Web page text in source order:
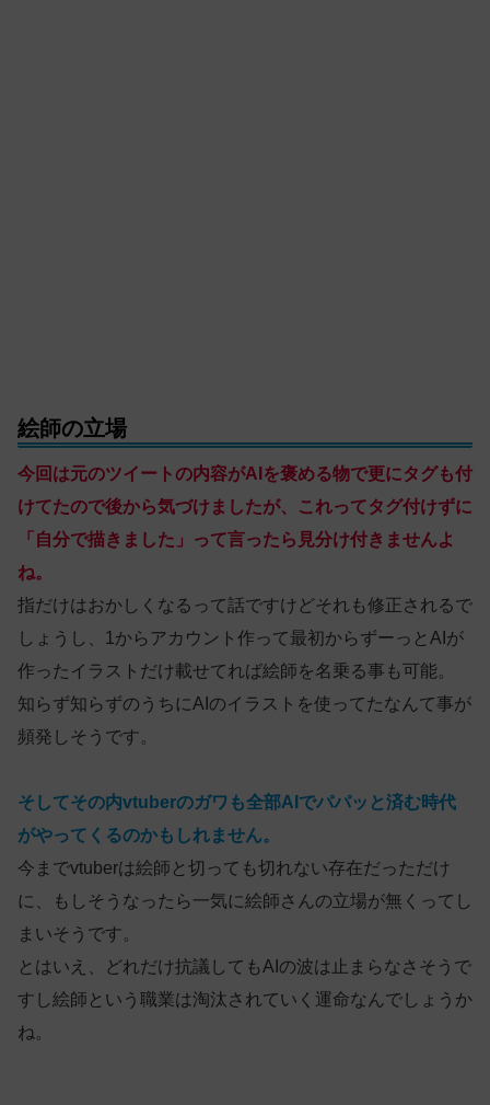
絵師の立場
今回は元のツイートの内容がAIを褒める物で更にタグも付
けてたので後から気づけましたが、これってタグ付けずに
「自分で描きました」って言ったら見分け付きませんよ
ね。
指だけはおかしくなるって話ですけどそれも修正されるで
しょうし、1からアカウント作って最初からずーっとAIが
作ったイラストだけ載せてれば絵師を名乗る事も可能。
知らず知らずのうちにAIのイラストを使ってたなんて事が
頻発しそうです。
そしてその内vtuberのガワも全部AIでパパッと済む時代
がやってくるのかもしれません。
今までvtuberは絵師と切っても切れない存在だっただけ
に、もしそうなったら一気に絵師さんの立場が無くってし
まいそうです。
とはいえ、どれだけ抗議してもAIの波は止まらなさそうで
すし絵師という職業は淘汰されていく運命なんでしょうか
ね。